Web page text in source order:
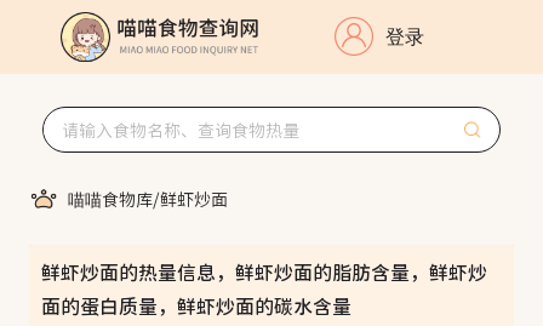
登录
喵喵食物库/鲜虾炒面
鲜虾炒面的热量信息，鲜虾炒面的脂肪含量，鲜虾炒
面的蛋白质量，鲜虾炒面的碳水含量